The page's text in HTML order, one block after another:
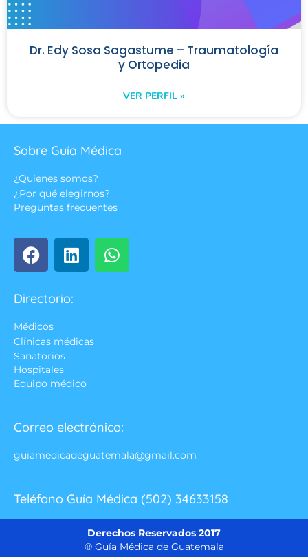
Dr. Edy Sosa Sagastume – Traumatología
y Ortopedia
VER PERFIL »
Sobre Guía Médica
¿Quienes somos?
¿Por qué elegirnos?
Preguntas frecuentes
Directorio:
Médicos
Clínicas médicas
Sanatorios
Hospitales
Equipo médico
Correo electrónico:
guiamedicadeguatemala@gmail.com
Teléfono Guía Médica (502) 34633158
Derechos Reservados 2017
® Guía Médica de Guatemala